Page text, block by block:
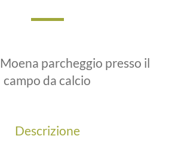
Moena parcheggio presso il
campo da calcio
Descrizione